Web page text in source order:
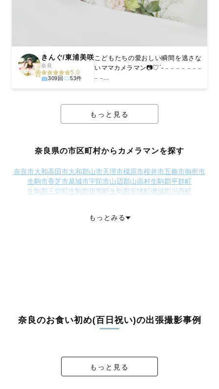
きんぐ/東浦美咲
奈良
5.0
309回 53件
こどもたちの愛おしい瞬間を逃さな
いママカメラマン📷♡´- 𓐄 𓐄 𓐄 𓐄 𓐄 𓐄 𓐄
𓐄 𓐄...
もっと見る
奈良県の市区町村からカメラマンを探す
奈良市大和高田市大和郡山市天理市橿原市桜井市五條市御所市
生駒市香芝市葛城市宇陀市山辺郡山添村生駒郡平群町
生駒郡三郷町生駒郡斑鳩町生駒郡安堵町磯城郡川西町
北葛城郡河合町吉野郡吉野町
もっとみる
奈良のお食い初め(百日祝い)の出張撮影事例
もっと見る